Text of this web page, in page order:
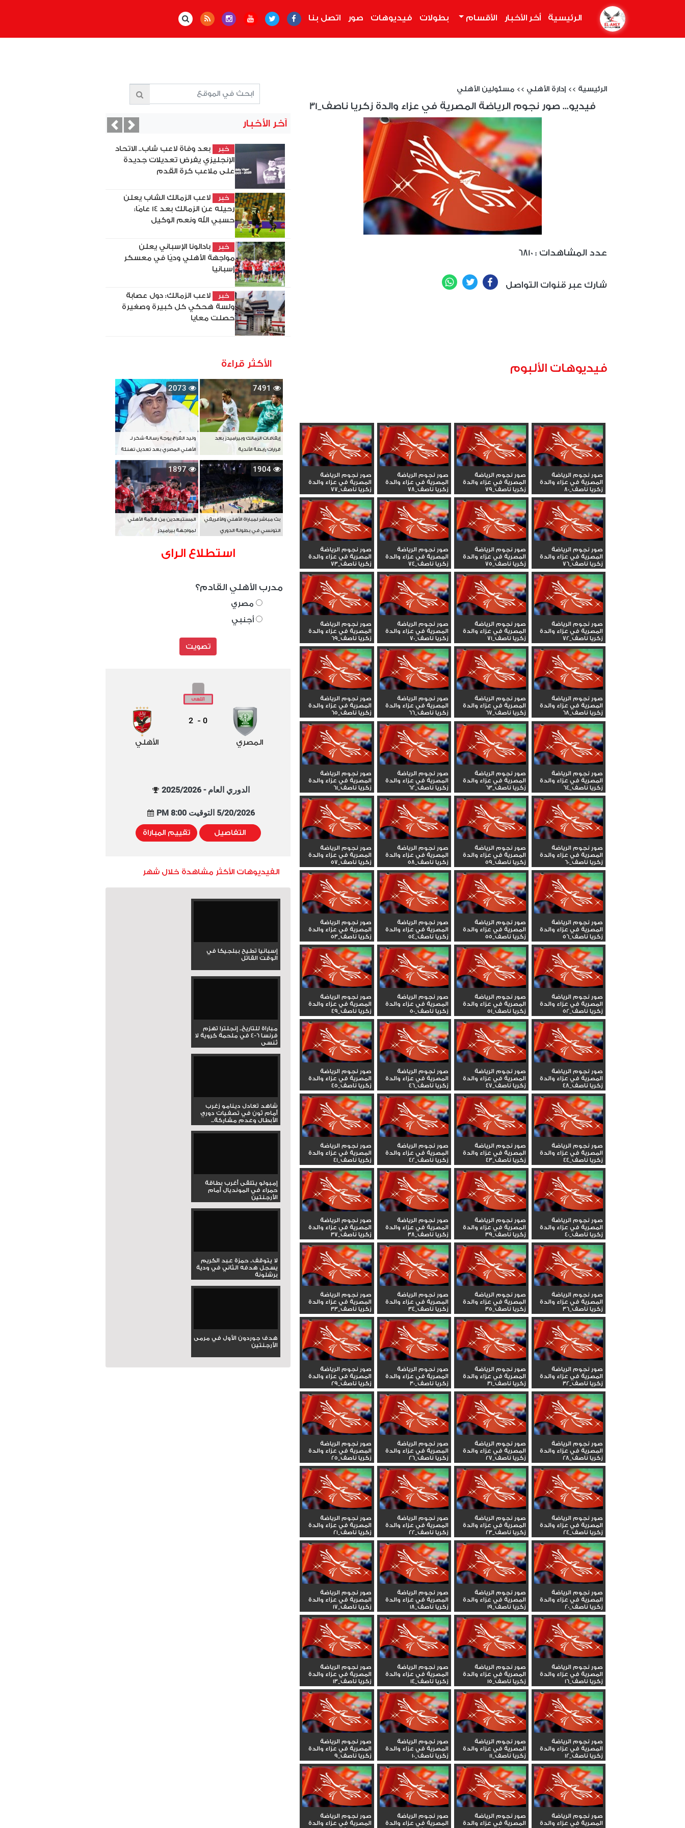
الرئيسية أخر الأخبار الأقسام بطولات فيديوهات صور اتصل بنا
الرئيسية >> إدارة الأهلي >> مسئولين الأهلي
فيديو... صور نجوم الرياضة المصرية في عزاء والدة زكريا ناصف_31
6810 : عدد المشاهدات
شارك عبر قنوات التواصل Facebook
Twitter
WhatsApp
فيديوهات الألبوم
صور نجوم الرياضة
المصرية في عزاء والدة
زكريا ناصف_80
صور نجوم الرياضة
المصرية في عزاء والدة
زكريا ناصف_79
صور نجوم الرياضة
المصرية في عزاء والدة
زكريا ناصف_78
صور نجوم الرياضة
المصرية في عزاء والدة
زكريا ناصف_77
صور نجوم الرياضة
المصرية في عزاء والدة
زكريا ناصف_76
صور نجوم الرياضة
المصرية في عزاء والدة
زكريا ناصف_75
صور نجوم الرياضة
المصرية في عزاء والدة
زكريا ناصف_74
صور نجوم الرياضة
المصرية في عزاء والدة
زكريا ناصف_73
صور نجوم الرياضة
المصرية في عزاء والدة
زكريا ناصف_72
صور نجوم الرياضة
المصرية في عزاء والدة
زكريا ناصف_71
صور نجوم الرياضة
المصرية في عزاء والدة
زكريا ناصف_70
صور نجوم الرياضة
المصرية في عزاء والدة
زكريا ناصف_69
صور نجوم الرياضة
المصرية في عزاء والدة
زكريا ناصف_68
صور نجوم الرياضة
المصرية في عزاء والدة
زكريا ناصف_67
صور نجوم الرياضة
المصرية في عزاء والدة
زكريا ناصف_66
صور نجوم الرياضة
المصرية في عزاء والدة
زكريا ناصف_65
صور نجوم الرياضة
المصرية في عزاء والدة
زكريا ناصف_64
صور نجوم الرياضة
المصرية في عزاء والدة
زكريا ناصف_63
صور نجوم الرياضة
المصرية في عزاء والدة
زكريا ناصف_62
صور نجوم الرياضة
المصرية في عزاء والدة
زكريا ناصف_61
صور نجوم الرياضة
المصرية في عزاء والدة
زكريا ناصف_60
صور نجوم الرياضة
المصرية في عزاء والدة
زكريا ناصف_59
صور نجوم الرياضة
المصرية في عزاء والدة
زكريا ناصف_58
صور نجوم الرياضة
المصرية في عزاء والدة
زكريا ناصف_57
صور نجوم الرياضة
المصرية في عزاء والدة
زكريا ناصف_56
صور نجوم الرياضة
المصرية في عزاء والدة
زكريا ناصف_55
صور نجوم الرياضة
المصرية في عزاء والدة
زكريا ناصف_54
صور نجوم الرياضة
المصرية في عزاء والدة
زكريا ناصف_53
صور نجوم الرياضة
المصرية في عزاء والدة
زكريا ناصف_52
صور نجوم الرياضة
المصرية في عزاء والدة
زكريا ناصف_51
صور نجوم الرياضة
المصرية في عزاء والدة
زكريا ناصف_50
صور نجوم الرياضة
المصرية في عزاء والدة
زكريا ناصف_49
صور نجوم الرياضة
المصرية في عزاء والدة
زكريا ناصف_48
صور نجوم الرياضة
المصرية في عزاء والدة
زكريا ناصف_47
صور نجوم الرياضة
المصرية في عزاء والدة
زكريا ناصف_46
صور نجوم الرياضة
المصرية في عزاء والدة
زكريا ناصف_45
صور نجوم الرياضة
المصرية في عزاء والدة
زكريا ناصف_44
صور نجوم الرياضة
المصرية في عزاء والدة
زكريا ناصف_43
صور نجوم الرياضة
المصرية في عزاء والدة
زكريا ناصف_42
صور نجوم الرياضة
المصرية في عزاء والدة
زكريا ناصف_41
صور نجوم الرياضة
المصرية في عزاء والدة
زكريا ناصف_40
صور نجوم الرياضة
المصرية في عزاء والدة
زكريا ناصف_39
صور نجوم الرياضة
المصرية في عزاء والدة
زكريا ناصف_38
صور نجوم الرياضة
المصرية في عزاء والدة
زكريا ناصف_37
صور نجوم الرياضة
المصرية في عزاء والدة
زكريا ناصف_36
صور نجوم الرياضة
المصرية في عزاء والدة
زكريا ناصف_35
صور نجوم الرياضة
المصرية في عزاء والدة
زكريا ناصف_34
صور نجوم الرياضة
المصرية في عزاء والدة
زكريا ناصف_33
صور نجوم الرياضة
المصرية في عزاء والدة
زكريا ناصف_32
صور نجوم الرياضة
المصرية في عزاء والدة
زكريا ناصف_31
صور نجوم الرياضة
المصرية في عزاء والدة
زكريا ناصف_30
صور نجوم الرياضة
المصرية في عزاء والدة
زكريا ناصف_29
صور نجوم الرياضة
المصرية في عزاء والدة
زكريا ناصف_28
صور نجوم الرياضة
المصرية في عزاء والدة
زكريا ناصف_27
صور نجوم الرياضة
المصرية في عزاء والدة
زكريا ناصف_26
صور نجوم الرياضة
المصرية في عزاء والدة
زكريا ناصف_25
صور نجوم الرياضة
المصرية في عزاء والدة
زكريا ناصف_24
صور نجوم الرياضة
المصرية في عزاء والدة
زكريا ناصف_23
صور نجوم الرياضة
المصرية في عزاء والدة
زكريا ناصف_22
صور نجوم الرياضة
المصرية في عزاء والدة
زكريا ناصف_21
صور نجوم الرياضة
المصرية في عزاء والدة
زكريا ناصف_20
صور نجوم الرياضة
المصرية في عزاء والدة
زكريا ناصف_19
صور نجوم الرياضة
المصرية في عزاء والدة
زكريا ناصف_18
صور نجوم الرياضة
المصرية في عزاء والدة
زكريا ناصف_17
صور نجوم الرياضة
المصرية في عزاء والدة
زكريا ناصف_16
صور نجوم الرياضة
المصرية في عزاء والدة
زكريا ناصف_15
صور نجوم الرياضة
المصرية في عزاء والدة
زكريا ناصف_14
صور نجوم الرياضة
المصرية في عزاء والدة
زكريا ناصف_13
صور نجوم الرياضة
المصرية في عزاء والدة
زكريا ناصف_12
صور نجوم الرياضة
المصرية في عزاء والدة
زكريا ناصف_11
صور نجوم الرياضة
المصرية في عزاء والدة
زكريا ناصف_10
صور نجوم الرياضة
المصرية في عزاء والدة
زكريا ناصف_9
صور نجوم الرياضة
المصرية في عزاء والدة
صور نجوم الرياضة
المصرية في عزاء والدة
صور نجوم الرياضة
المصرية في عزاء والدة
صور نجوم الرياضة
المصرية في عزاء والدة
آخر الأخبار
خبر
بعد وفاة لاعب شاب.. الاتحاد
الإنجليزي يفرض تعديلات جديدة
على ملاعب كرة القدم
خبر
لاعب الزمالك الشاب يعلن
رحيله عن الزمالك بعد 14 عامًا:
حسبي الله ونعم الوكيل
خبر
بادالونا الإسباني يعلن
مواجهة الأهلي وديًا في معسكر
إسبانيا
خبر
لاعب الزمالك: دول عصابة
ولسة هحكي كل كبيرة وصغيرة
حصلت معايا
PreviousNext
الأكثر قراءة
7491
إيقافات الزمالك وبيراميدز بعد
قرارات رابطة الأندية
2073
وليد الفراج يوجه رسالة شكر لـ
الأهلي المصري بعد تعديل تهنئة
بطل آسيا
1904
بث مباشر لمباراة الأهلي والأفريقي
التونسي في بطولة الدوري
1897
المستبعدين من قائمة الأهلي
لمواجهة بيراميدز
استطلاع الراى
مدرب الأهلي القادم؟
مصري
أجنبي
تصويت
المصري
0
-
2
الأهلي
الدوري العام - 2025/2026
5/20/2026 التوقيت 8:00 PM
التفاصيل تقييم المباراة
الفيديوهات الأكثر مشاهدة خلال شهر
إسبانيا تطيح ببلجيكا في
الوقت القاتل
مباراة للتاريخ.. إنجلترا تهزم
فرنسا 6-4 في ملحمة كروية لا
تُنسى
شاهد تعادل دينامو زغرب
أمام ثون في تصفيات دوري
الأبطال وعدم مشاركة...
إمبولو يتلقى أغرب بطاقة
حمراء في المونديال أمام
الأرجنتين
لا يتوقف.. حمزة عبد الكريم
يسجل هدفه الثاني في ودية
برشلونة
هدف جوردون الأول في مرمى
الأرجنتين